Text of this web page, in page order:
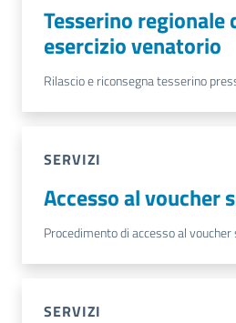
Tesserino regionale
esercizio venatorio
Rilascio e riconsegna tesserino
SERVIZI
Accesso al voucher
Procedimento di accesso al
SERVIZI